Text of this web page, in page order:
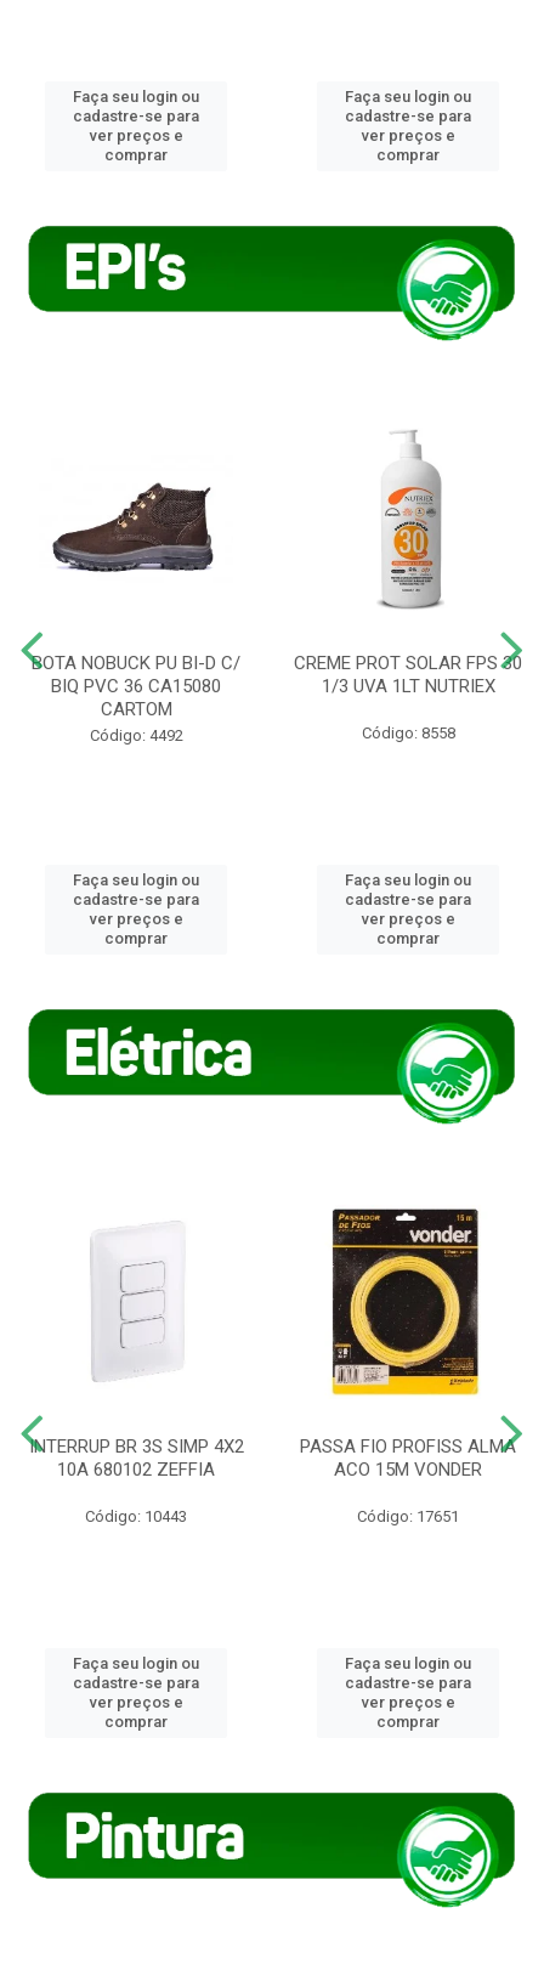
Faça seu login ou
cadastre-se para
ver preços e
comprar
Faça seu login ou
cadastre-se para
ver preços e
comprar
BOTA NOBUCK PU BI-D C/
BIQ PVC 36 CA15080
CARTOM
Código: 4492
Faça seu login ou
cadastre-se para
ver preços e
comprar
CREME PROT SOLAR FPS 30
1/3 UVA 1LT NUTRIEX
Código: 8558
Faça seu login ou
cadastre-se para
ver preços e
comprar
INTERRUP BR 3S SIMP 4X2
10A 680102 ZEFFIA
Código: 10443
Faça seu login ou
cadastre-se para
ver preços e
comprar
PASSA FIO PROFISS ALMA
ACO 15M VONDER
Código: 17651
Faça seu login ou
cadastre-se para
ver preços e
comprar